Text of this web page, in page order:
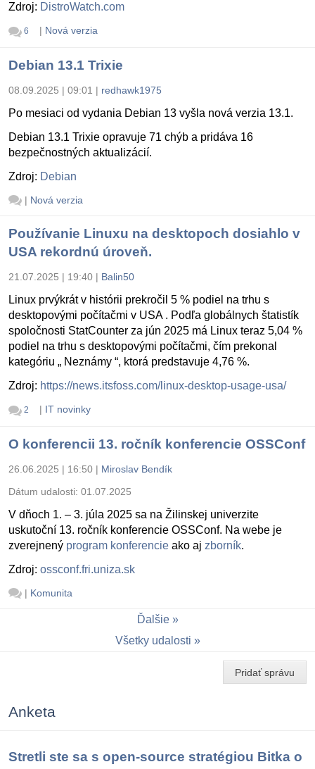
Zdroj: DistroWatch.com
6 | Nová verzia
Debian 13.1 Trixie
08.09.2025 | 09:01 | redhawk1975
Po mesiaci od vydania Debian 13 vyšla nová verzia 13.1.
Debian 13.1 Trixie opravuje 71 chýb a pridáva 16
bezpečnostných aktualizácií.
Zdroj: Debian
| Nová verzia
Používanie Linuxu na desktopoch dosiahlo v
USA rekordnú úroveň.
21.07.2025 | 19:40 | Balin50
Linux prvýkrát v histórii prekročil 5 % podiel na trhu s
desktopovými počítačmi v USA . Podľa globálnych štatistík
spoločnosti StatCounter za jún 2025 má Linux teraz 5,04 %
podiel na trhu s desktopovými počítačmi, čím prekonal
kategóriu „ Neznámy “, ktorá predstavuje 4,76 %.
Zdroj: https://news.itsfoss.com/linux-desktop-usage-usa/
2 | IT novinky
O konferencii 13. ročník konferencie OSSConf
26.06.2025 | 16:50 | Miroslav Bendík
Dátum udalosti: 01.07.2025
V dňoch 1. – 3. júla 2025 sa na Žilinskej univerzite
uskutoční 13. ročník konferencie OSSConf. Na webe je
zverejnený program konferencie ako aj zborník.
Zdroj: ossconf.fri.uniza.sk
| Komunita
Ďalšie
Všetky udalosti
Pridať správu
Anketa
Stretli ste sa s open-source stratégiou Bitka o